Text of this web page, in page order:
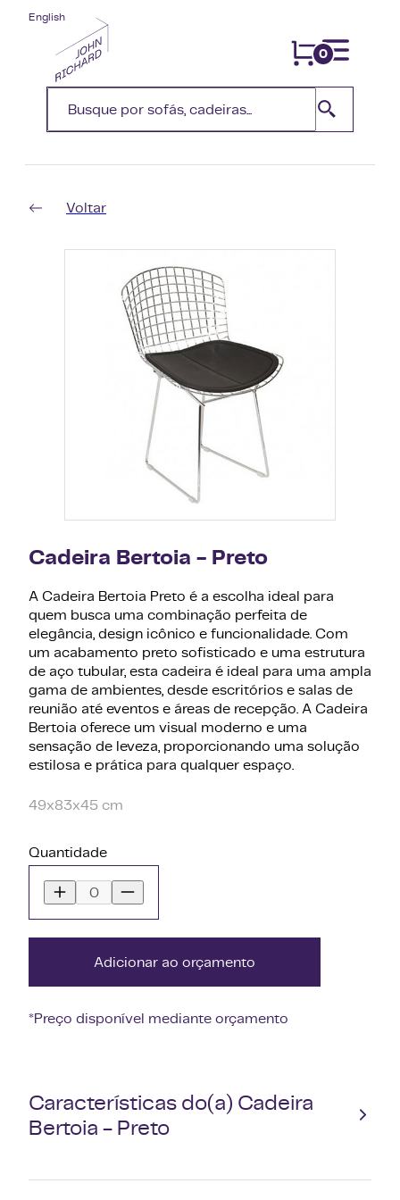
0
English
Voltar
Cadeira Bertoia - Preto
A Cadeira Bertoia Preto é a escolha ideal para
quem busca uma combinação perfeita de
elegância, design icônico e funcionalidade. Com
um acabamento preto sofisticado e uma estrutura
de aço tubular, esta cadeira é ideal para uma ampla
gama de ambientes, desde escritórios e salas de
reunião até eventos e áreas de recepção. A Cadeira
Bertoia oferece um visual moderno e uma
sensação de leveza, proporcionando uma solução
estilosa e prática para qualquer espaço.
49x83x45 cm
Quantidade
Adicionar ao orçamento
*Preço disponível mediante orçamento
Características do(a) Cadeira
Bertoia - Preto